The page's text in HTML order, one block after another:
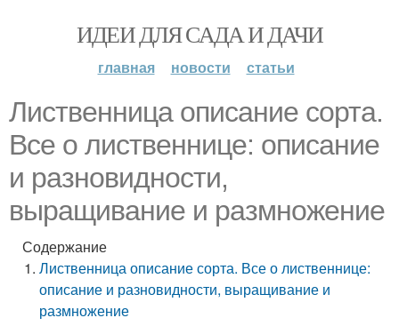
ИДЕИ ДЛЯ САДА И ДАЧИ
главная новости статьи
Лиственница описание сорта.
Все о лиственнице: описание
и разновидности,
выращивание и размножение
Содержание
Лиственница описание сорта. Все о лиственнице:
описание и разновидности, выращивание и
размножение